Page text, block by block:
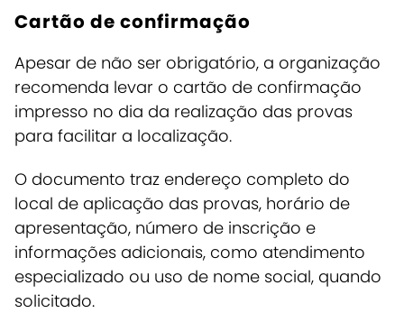
Cartão de confirmação
Apesar de não ser obrigatório, a organização
recomenda levar o cartão de confirmação
impresso no dia da realização das provas
para facilitar a localização.
O documento traz endereço completo do
local de aplicação das provas, horário de
apresentação, número de inscrição e
informações adicionais, como atendimento
especializado ou uso de nome social, quando
solicitado.